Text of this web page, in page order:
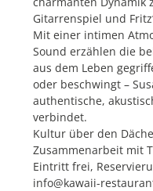
Gitarrenspiel und
Mit einer intimen
Sound erzählen die
aus dem Leben
oder beschwingt –
authentische,
verbindet.
Kultur über den
Zusammenarbeit mit
Eintritt frei,
info@kawaii-